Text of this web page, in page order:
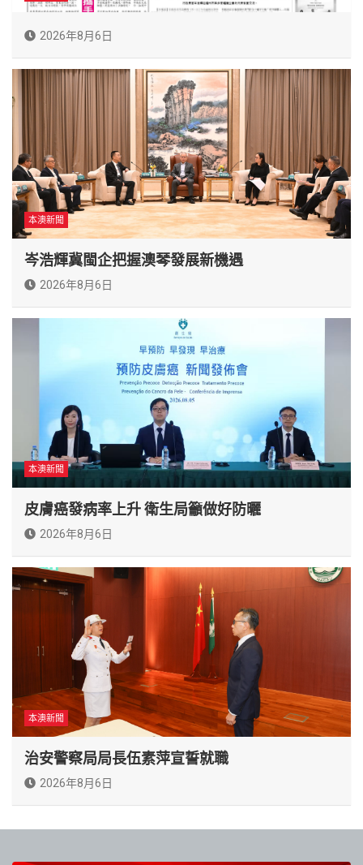
2026年8月6日
本澳新聞
岑浩輝冀閩企把握澳琴發展新機遇
2026年8月6日
本澳新聞
皮膚癌發病率上升 衛生局籲做好防曬
2026年8月6日
本澳新聞
治安警察局局長伍素萍宣誓就職
2026年8月6日